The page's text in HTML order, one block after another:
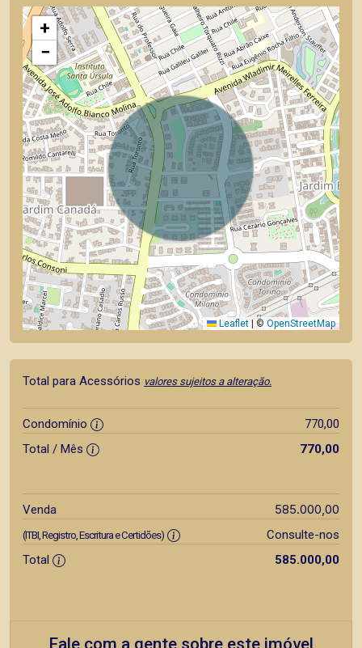
+
−
Leaflet © OpenStreetMap
Total para Acessórios valores sujeitos a alteração.
Condomínio
770,00
Total / Mês
770,00
Venda 585.000,00
(ITBI, Registro, Escritura e Certidões)
Consulte-nos
Total
585.000,00
Fale com a gente sobre este imóvel